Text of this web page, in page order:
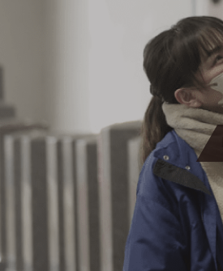
長なくして会社の成長
ません。自己啓発支援
修制度、個人目標管理
アアップ制度等を設け
性・納得性・公平性の
評価を通じて、成長を
る会社を築いていま